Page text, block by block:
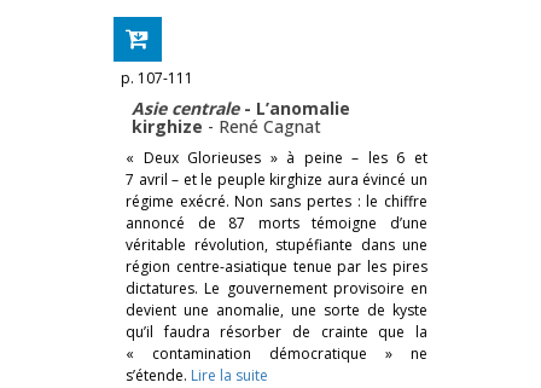
p. 107-111
Asie centrale- L’anomalie
kirghize - René Cagnat
« Deux Glorieuses » à peine – les 6 et
7 avril – et le peuple kirghize aura évincé un
régime exécré. Non sans pertes : le chiffre
annoncé de 87 morts témoigne d’une
véritable révolution, stupéfiante dans une
région centre-asiatique tenue par les pires
dictatures. Le gouvernement provisoire en
devient une anomalie, une sorte de kyste
qu’il faudra résorber de crainte que la
« contamination démocratique » ne
s’étende. Lire la suite